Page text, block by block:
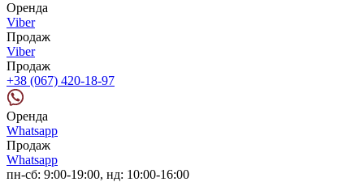
Оренда
Viber
Продаж
Viber
Продаж
+38 (067) 420-18-97
Оренда
Whatsapp
Продаж
Whatsapp
пн-сб: 9:00-19:00, нд: 10:00-16:00